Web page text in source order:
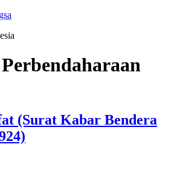
Perbendaharaan
(Surat Kabar Bendera